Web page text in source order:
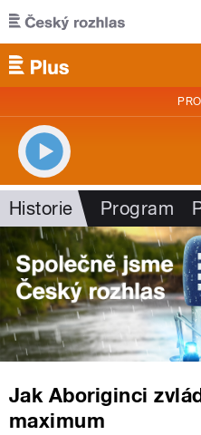
Přejít k hlavnímu obsahu
Historie Program
Jak Aboriginci
maximum